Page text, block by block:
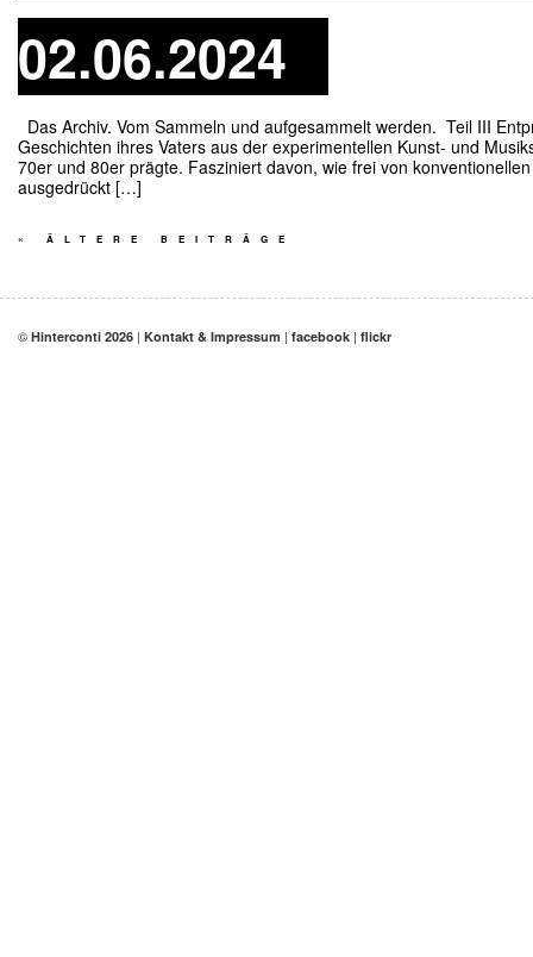
02.06.2024
Das Archiv. Vom Sammeln und aufgesammelt werden. Teil III
Geschichten ihres Vaters aus der experimentellen Kunst- und
70er und 80er prägte. Fasziniert davon, wie frei von
ausgedrückt […]
« ÄLTERE BEITRÄGE
© Hinterconti 2026 | Kontakt & Impressum | facebook | flickr